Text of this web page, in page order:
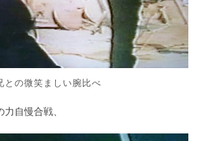
との微笑ましい腕比べ
自慢合戦、